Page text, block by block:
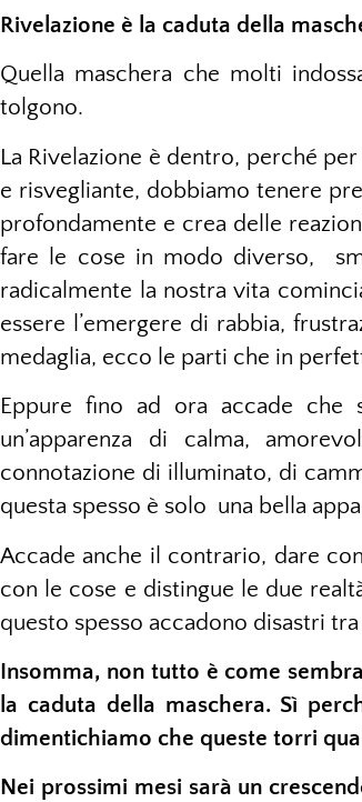
Rivelazione è la caduta della
Quella maschera che molti
tolgono.
La Rivelazione è dentro, perché
e risvegliante, dobbiamo tenere
profondamente e crea delle
fare le cose in modo diverso,
radicalmente la nostra vita
essere l’emergere di rabbia,
medaglia, ecco le parti che in
Eppure fino ad ora accade che
un’apparenza di calma,
connotazione di illuminato, di
questa spesso è solo una bella
Accade anche il contrario, dare
con le cose e distingue le due
questo spesso accadono disastri
Insomma, non tutto è come
la caduta della maschera. Sì
dimentichiamo che queste torri
Nei prossimi mesi sarà un